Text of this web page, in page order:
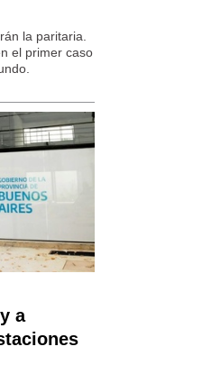
la paritaria.
el primer caso
a